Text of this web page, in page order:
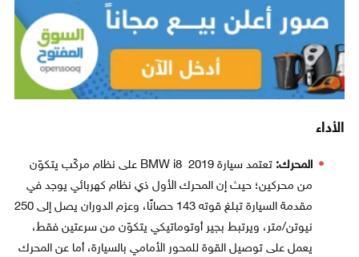
الأداء
المحرك:
تعتمد سيارة BMW i8 2019 على نظام مركّب يتكوّن
من محركين؛ حيث إن المحرك الأول ذي نظام كهربائي يوجد في
مقدمة السيارة تبلغ قوته 143 حصانًا، وعزم الدوران يصل إلى 250
نيوتن/متر، ويرتبط بجير أوتوماتيكي يتكوّن من سرعتين فقط،
يعمل على توصيل القوة للمحور الأمامي بالسيارة، أما عن المحرك